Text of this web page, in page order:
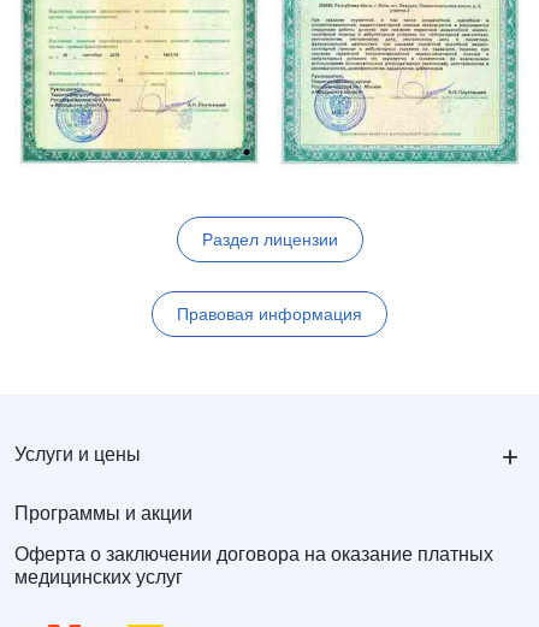
Раздел лицензии
Правовая информация
Услуги и цены +
Программы и акции
Оферта о заключении договора на оказание платных
медицинских услуг